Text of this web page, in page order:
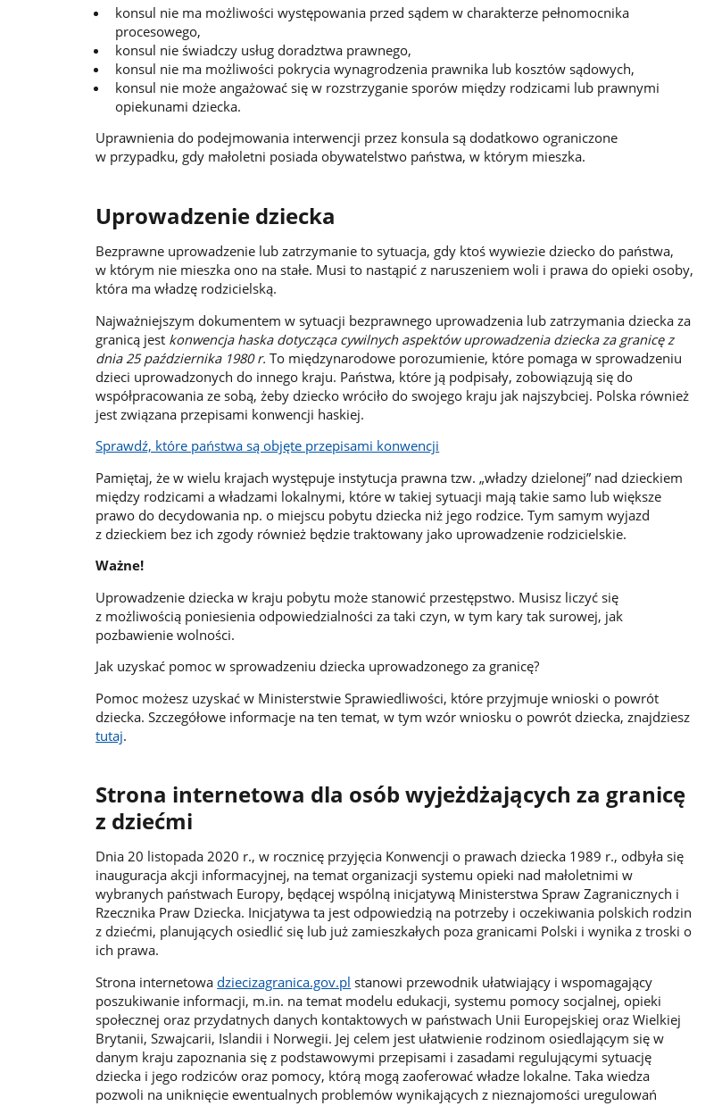
konsul nie ma możliwości występowania przed sądem w charakterze pełnomocnika
procesowego,
konsul nie świadczy usług doradztwa prawnego,
konsul nie ma możliwości pokrycia wynagrodzenia prawnika lub kosztów sądowych,
konsul nie może angażować się w rozstrzyganie sporów między rodzicami lub prawnymi
opiekunami dziecka.
Uprawnienia do podejmowania interwencji przez konsula są dodatkowo ograniczone
w przypadku, gdy małoletni posiada obywatelstwo państwa, w którym mieszka.
Uprowadzenie dziecka
Bezprawne uprowadzenie lub zatrzymanie to sytuacja, gdy ktoś wywiezie dziecko do państwa,
w którym nie mieszka ono na stałe. Musi to nastąpić z naruszeniem woli i prawa do opieki osoby,
która ma władzę rodzicielską.
Najważniejszym dokumentem w sytuacji bezprawnego uprowadzenia lub zatrzymania dziecka za
granicą jest konwencja haska dotycząca cywilnych aspektów uprowadzenia dziecka za granicę z
dnia 25 października 1980 r. To międzynarodowe porozumienie, które pomaga w sprowadzeniu
dzieci uprowadzonych do innego kraju. Państwa, które ją podpisały, zobowiązują się do
współpracowania ze sobą, żeby dziecko wróciło do swojego kraju jak najszybciej. Polska również
jest związana przepisami konwencji haskiej.
Sprawdź, które państwa są objęte przepisami konwencji
Pamiętaj, że w wielu krajach występuje instytucja prawna tzw. „władzy dzielonej” nad dzieckiem
między rodzicami a władzami lokalnymi, które w takiej sytuacji mają takie samo lub większe
prawo do decydowania np. o miejscu pobytu dziecka niż jego rodzice. Tym samym wyjazd
z dzieckiem bez ich zgody również będzie traktowany jako uprowadzenie rodzicielskie.
Ważne!
Uprowadzenie dziecka w kraju pobytu może stanowić przestępstwo. Musisz liczyć się
z możliwością poniesienia odpowiedzialności za taki czyn, w tym kary tak surowej, jak
pozbawienie wolności.
Jak uzyskać pomoc w sprowadzeniu dziecka uprowadzonego za granicę?
Pomoc możesz uzyskać w Ministerstwie Sprawiedliwości, które przyjmuje wnioski o powrót
dziecka. Szczegółowe informacje na ten temat, w tym wzór wniosku o powrót dziecka, znajdziesz
tutaj.
Strona internetowa dla osób wyjeżdżających za granicę
z dziećmi
Dnia 20 listopada 2020 r., w rocznicę przyjęcia Konwencji o prawach dziecka 1989 r., odbyła się
inauguracja akcji informacyjnej, na temat organizacji systemu opieki nad małoletnimi w
wybranych państwach Europy, będącej wspólną inicjatywą Ministerstwa Spraw Zagranicznych i
Rzecznika Praw Dziecka. Inicjatywa ta jest odpowiedzią na potrzeby i oczekiwania polskich rodzin
z dziećmi, planujących osiedlić się lub już zamieszkałych poza granicami Polski i wynika z troski o
ich prawa.
Strona internetowadziecizagranica.gov.pl stanowi przewodnik ułatwiający i wspomagający
poszukiwanie informacji, m.in. na temat modelu edukacji, systemu pomocy socjalnej, opieki
społecznej oraz przydatnych danych kontaktowych w państwach Unii Europejskiej oraz Wielkiej
Brytanii, Szwajcarii, Islandii i Norwegii. Jej celem jest ułatwienie rodzinom osiedlającym się w
danym kraju zapoznania się z podstawowymi przepisami i zasadami regulującymi sytuację
dziecka i jego rodziców oraz pomocy, którą mogą zaoferować władze lokalne. Taka wiedza
pozwoli na uniknięcie ewentualnych problemów wynikających z nieznajomości uregulowań